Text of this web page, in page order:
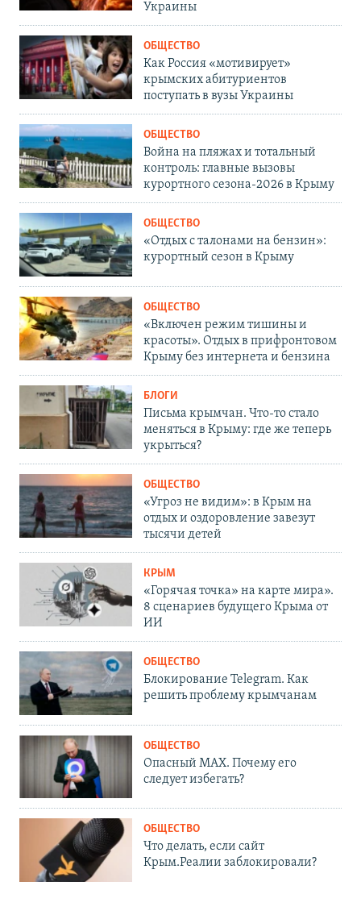
Украины
ОБЩЕСТВО
Как Россия «мотивирует»
крымских абитуриентов
поступать в вузы Украины
ОБЩЕСТВО
Война на пляжах и тотальный
контроль: главные вызовы
курортного сезона-2026 в Крыму
ОБЩЕСТВО
«Отдых с талонами на бензин»:
курортный сезон в Крыму
ОБЩЕСТВО
«Включен режим тишины и
красоты». Отдых в прифронтовом
Крыму без интернета и бензина
БЛОГИ
Письма крымчан. Что-то стало
меняться в Крыму: где же теперь
укрыться?
ОБЩЕСТВО
«Угроз не видим»: в Крым на
отдых и оздоровление завезут
тысячи детей
КРЫМ
«Горячая точка» на карте мира».
8 сценариев будущего Крыма от
ИИ
ОБЩЕСТВО
Блокирование Telegram. Как
решить проблему крымчанам
ОБЩЕСТВО
Опасный MAX. Почему его
следует избегать?
ОБЩЕСТВО
Что делать, если сайт
Крым.Реалии заблокировали?